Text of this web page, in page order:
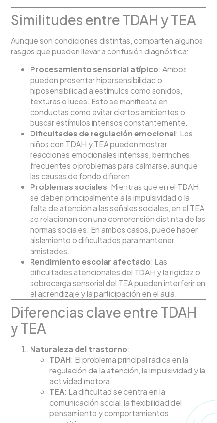
Similitudes entre TDAH y TEA
Aunque son condiciones distintas, comparten algunos
rasgos que pueden llevar a confusión diagnóstica:
Procesamiento sensorial atípico: Ambos
pueden presentar hipersensibilidad o
hiposensibilidad a estímulos como sonidos,
texturas o luces. Esto se manifiesta en
conductas como evitar ciertos ambientes o
buscar estímulos intensos constantemente.
Dificultades de regulación emocional: Los
niños con TDAH y TEA pueden mostrar
reacciones emocionales intensas, berrinches
frecuentes o problemas para calmarse, aunque
las causas de fondo difieren.
Problemas sociales: Mientras que en el TDAH
se deben principalmente a la impulsividad o la
falta de atención a las señales sociales, en el TEA
se relacionan con una comprensión distinta de las
normas sociales. En ambos casos, puede haber
aislamiento o dificultades para mantener
amistades.
Rendimiento escolar afectado: Las
dificultades atencionales del TDAH y la rigidez o
sobrecarga sensorial del TEA pueden interferir en
el aprendizaje y la participación en el aula.
Diferencias clave entre TDAH
y TEA
Naturaleza del trastorno:
TDAH: El problema principal radica en la
regulación de la atención, la impulsividad y la
actividad motora.
TEA: La dificultad se centra en la
comunicación social, la flexibilidad del
pensamiento y comportamientos